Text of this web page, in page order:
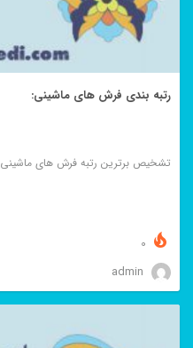
رتبه بندی فرش های ماشینی:
تشخیص برترین رتبه فرش های ماشینی
admin